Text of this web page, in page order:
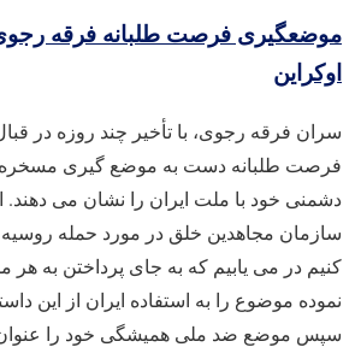
موضعگیری فرصت طلبانه فرقه
اوکراین
سران فرقه رجوی، با تأخیر چند روزه در
فرصت طلبانه دست به موضع گیری مسخره
دشمنی خود با ملت ایران را نشان می
سازمان مجاهدین خلق در مورد حمله روسیه
کنیم در می یابیم که به جای پرداختن به هر
نموده موضوع را به استفاده ایران از این
سپس موضع ضد ملی همیشگی خود را عنوان